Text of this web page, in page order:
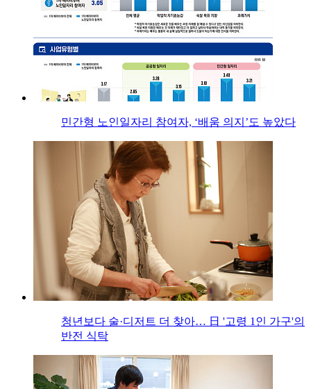
민간형 노인일자리 참여자, ‘배움 의지’도 높았다
청년보다 술·디저트 더 찾아… 日 '고령 1인 가구'의
반전 식탁